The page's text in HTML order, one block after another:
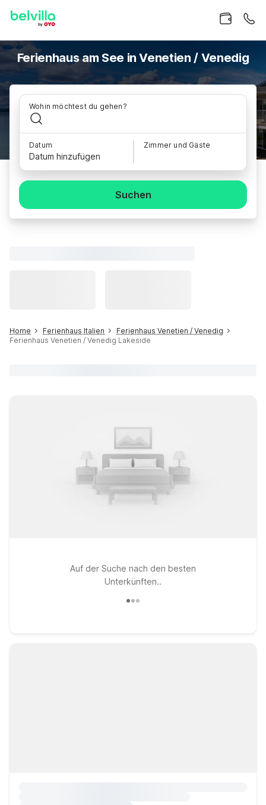
Ferienhaus am See in Venetien / Venedig
Wohin möchtest du gehen?
Datum
Datum hinzufügen
Zimmer und Gäste
Suchen
Home Ferienhaus Italien
Ferienhaus Venetien / Venedig
Ferienhaus Venetien / Venedig Lakeside
Auf der Suche nach den besten
Unterkünften..